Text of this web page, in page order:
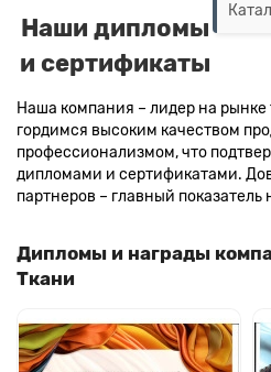
Наши дипломы
и сертификаты
Наша компания – лидер на
гордимся высоким качеством
профессионализмом, что
дипломами и сертификатами.
партнеров – главный показатель
Дипломы и награды
Ткани